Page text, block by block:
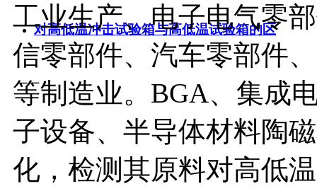
对高低温冲击试验箱与高低温试验箱的区
工业生产、电子电气零
信零部件、汽车零部件
等制造业。BGA、集成
子设备、半导体材料陶
化，检测其原料对高低